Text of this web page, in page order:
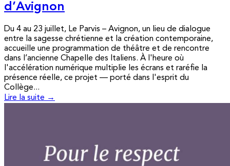
d’Avignon
Du 4 au 23 juillet, Le Parvis – Avignon, un lieu de dialogue
entre la sagesse chrétienne et la création contemporaine,
accueille une programmation de théâtre et de rencontre
dans l’ancienne Chapelle des Italiens. À l'heure où
l'accélération numérique multiplie les écrans et raréfie la
présence réelle, ce projet — porté dans l'esprit du
Collège...
Lire la suite →